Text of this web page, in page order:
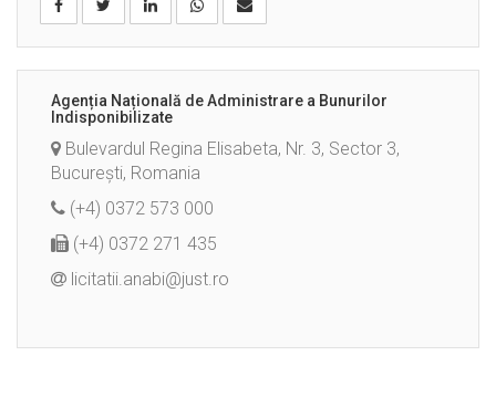
Agenția Națională de Administrare a Bunurilor
Indisponibilizate
Bulevardul Regina Elisabeta, Nr. 3, Sector 3,
București, Romania
(+4) 0372 573 000
(+4) 0372 271 435
licitatii.anabi@just.ro